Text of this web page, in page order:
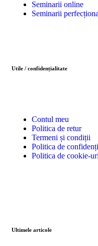
Seminarii online
Seminarii
Utile / confidențialitate
Contul meu
Politica de retur
Termeni și condiții
Politica de
Politica de cookie-uri
Ultimele articole